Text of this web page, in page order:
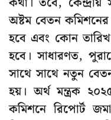
অষ্টম বেতন
হবে এবং কোন
হবে। সাধারণত,
সাথে সাথে নতুন
হয়। অর্থ মন্ত্রক
কমিশনে রিপোর্ট